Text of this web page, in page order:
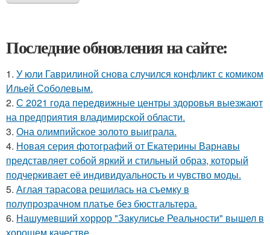
Последние обновления на сайте:
1. У юли Гаврилиной снова случился конфликт с комиком
Ильей Соболевым.
2. С 2021 года передвижные центры здоровья выезжают
на предприятия владимирской области.
3. Она олимпийское золото выиграла.
4. Новая серия фотографий от Екатерины Варнавы
представляет собой яркий и стильный образ, который
подчеркивает её индивидуальность и чувство моды.
5. Аглая тарасова решилась на съемку в
полупрозрачном платье без бюстгальтера.
6. Нашумевший хоррор "Закулисье Реальности" вышел в